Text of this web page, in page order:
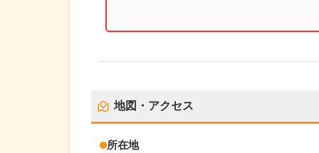
地図・アクセス
所在地